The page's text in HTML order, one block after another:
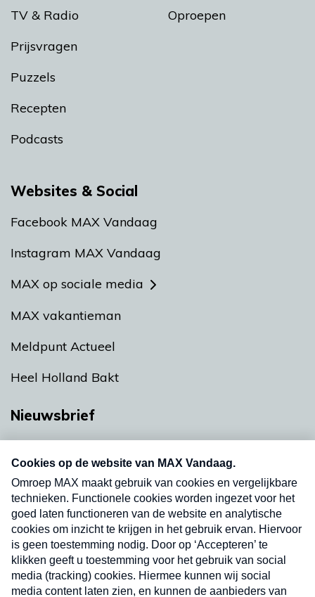
TV & Radio
Prijsvragen
Puzzels
Recepten
Podcasts
Oproepen
Websites & Social
Facebook MAX Vandaag
Instagram MAX Vandaag
MAX op sociale media
MAX vakantieman
Meldpunt Actueel
Heel Holland Bakt
Nieuwsbrief
nieuwsbrief. Elke vrijdag- en dinsdagochtend in
uw mailbox.
Verzend